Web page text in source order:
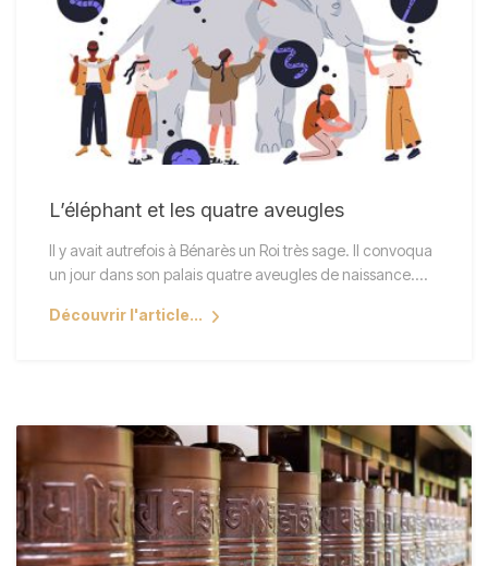
L’éléphant et les quatre aveugles
Il y avait autrefois à Bénarès un Roi très sage. Il convoqua
un jour dans son palais quatre aveugles de naissance.…
Découvrir l'article...